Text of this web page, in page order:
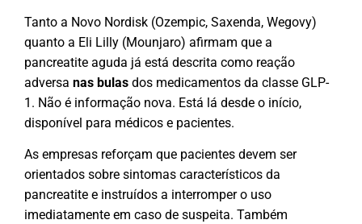
Tanto a Novo Nordisk (Ozempic, Saxenda, Wegovy)
quanto a Eli Lilly (Mounjaro) afirmam que a
pancreatite aguda já está descrita como reação
adversa nas bulas dos medicamentos da classe GLP-
1. Não é informação nova. Está lá desde o início,
disponível para médicos e pacientes.
As empresas reforçam que pacientes devem ser
orientados sobre sintomas característicos da
pancreatite e instruídos a interromper o uso
imediatamente em caso de suspeita. Também